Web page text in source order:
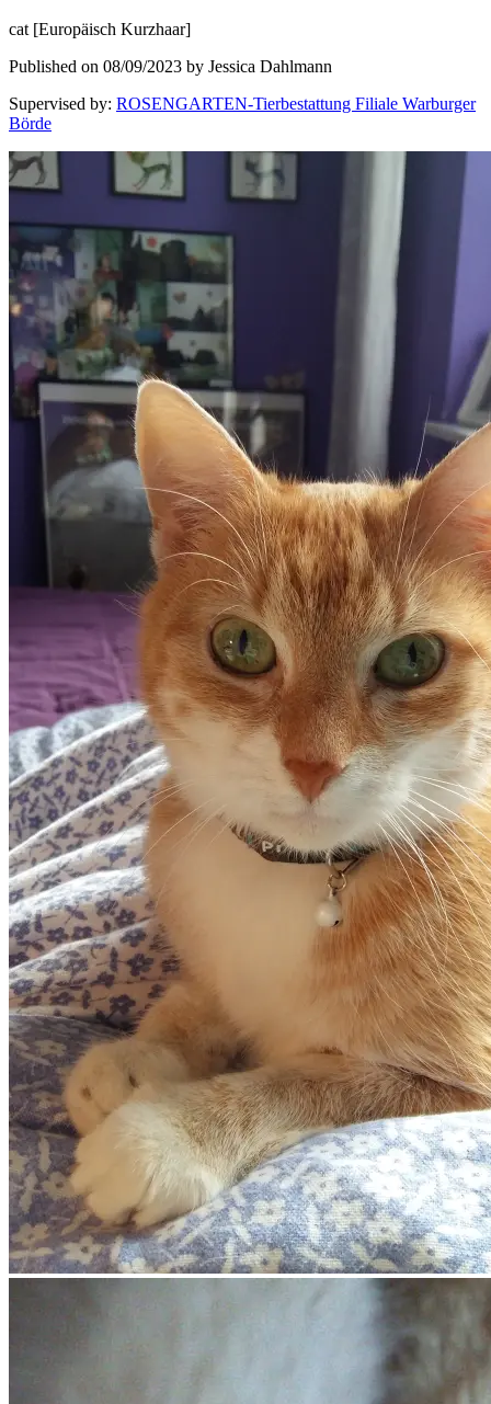
cat [Europäisch Kurzhaar]
Published on 08/09/2023 by Jessica Dahlmann
Supervised by: ROSENGARTEN-Tierbestattung Filiale Warburger
Börde